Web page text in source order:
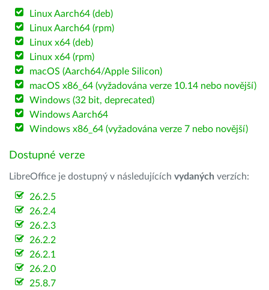
Linux Aarch64 (deb)
Linux Aarch64 (rpm)
Linux x64 (deb)
Linux x64 (rpm)
macOS (Aarch64/Apple Silicon)
macOS x86_64 (vyžadována verze 10.14 nebo novější)
Windows (32 bit, deprecated)
Windows Aarch64
Windows x86_64 (vyžadována verze 7 nebo novější)
Dostupné verze
LibreOffice je dostupný v následujících vydaných verzích:
26.2.5
26.2.4
26.2.3
26.2.2
26.2.1
26.2.0
25.8.7